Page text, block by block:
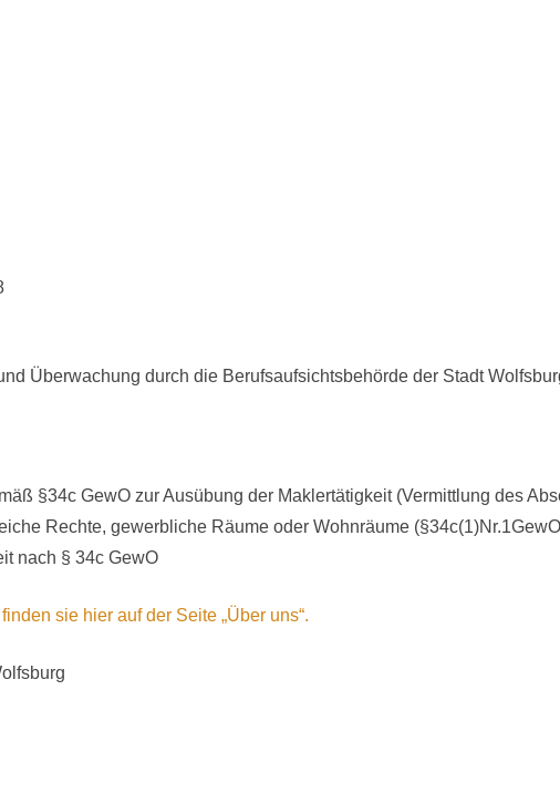
Überwachung durch die Berufsaufsichtsbehörde der Stadt
§34c GewO zur Ausübung der Maklertätigkeit (Vermittlung des
Rechte, gewerbliche Räume oder Wohnräume
nach § 34c GewO
sie hier auf der Seite „Über uns“.